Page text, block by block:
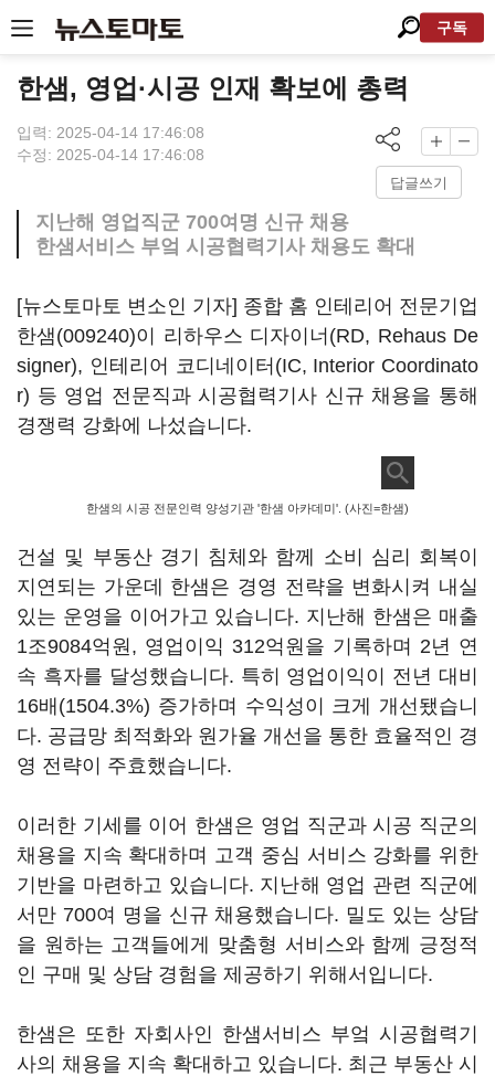
구독
한샘, 영업·시공 인재 확보에 총력
입력: 2025-04-14 17:46:08
수정: 2025-04-14 17:46:08
답글쓰기
지난해 영업직군 700여명 신규 채용
한샘서비스 부엌 시공협력기사 채용도 확대
[뉴스토마토 변소인 기자] 종합 홈 인테리어 전문기업
한샘(009240)이 리하우스 디자이너(RD, Rehaus De
signer), 인테리어 코디네이터(IC, Interior Coordinato
r) 등 영업 전문직과 시공협력기사 신규 채용을 통해
경쟁력 강화에 나섰습니다.
한샘의 시공 전문인력 양성기관 '한샘 아카데미'. (사진=한샘)
건설 및 부동산 경기 침체와 함께 소비 심리 회복이
지연되는 가운데 한샘은 경영 전략을 변화시켜 내실
있는 운영을 이어가고 있습니다. 지난해 한샘은 매출
1조9084억원, 영업이익 312억원을 기록하며 2년 연
속 흑자를 달성했습니다. 특히 영업이익이 전년 대비
16배(1504.3%) 증가하며 수익성이 크게 개선됐습니
다. 공급망 최적화와 원가율 개선을 통한 효율적인 경
영 전략이 주효했습니다.
이러한 기세를 이어 한샘은 영업 직군과 시공 직군의
채용을 지속 확대하며 고객 중심 서비스 강화를 위한
기반을 마련하고 있습니다. 지난해 영업 관련 직군에
서만 700여 명을 신규 채용했습니다. 밀도 있는 상담
을 원하는 고객들에게 맞춤형 서비스와 함께 긍정적
인 구매 및 상담 경험을 제공하기 위해서입니다.
한샘은 또한 자회사인 한샘서비스 부엌 시공협력기
사의 채용을 지속 확대하고 있습니다. 최근 부동산 시